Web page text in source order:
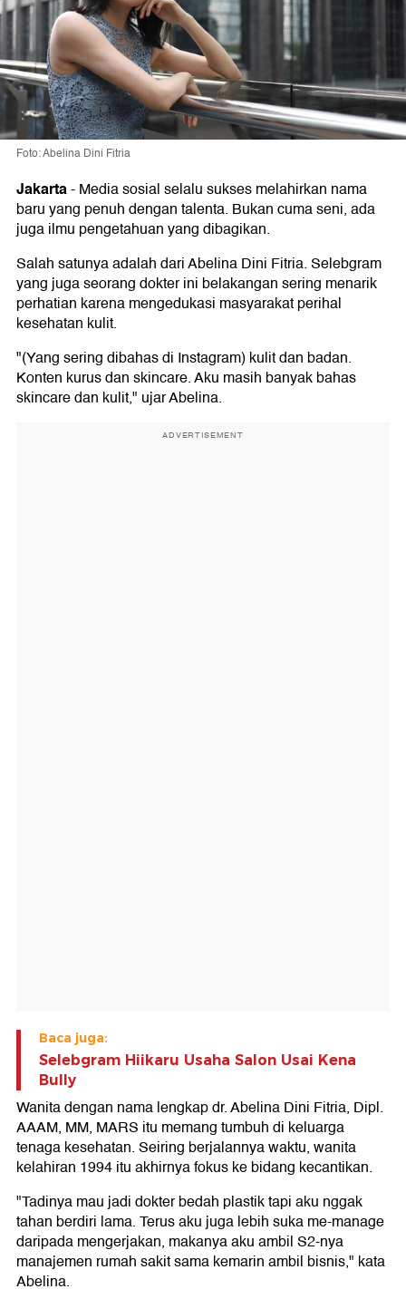
Foto: Abelina Dini Fitria
Jakarta-Media sosial selalu sukses melahirkan nama
baru yang penuh dengan talenta. Bukan cuma seni, ada
juga ilmu pengetahuan yang dibagikan.
Salah satunya adalah dari Abelina Dini Fitria. Selebgram
yang juga seorang dokter ini belakangan sering menarik
perhatian karena mengedukasi masyarakat perihal
kesehatan kulit.
"(Yang sering dibahas di Instagram) kulit dan badan.
Konten kurus dan skincare. Aku masih banyak bahas
skincare dan kulit," ujar Abelina.
ADVERTISEMENT
Baca juga:
Selebgram Hiikaru Usaha Salon Usai Kena
Bully
Wanita dengan nama lengkap dr. Abelina Dini Fitria, Dipl.
AAAM, MM, MARS itu memang tumbuh di keluarga
tenaga kesehatan. Seiring berjalannya waktu, wanita
kelahiran 1994 itu akhirnya fokus ke bidang kecantikan.
"Tadinya mau jadi dokter bedah plastik tapi aku nggak
tahan berdiri lama. Terus aku juga lebih suka me-manage
daripada mengerjakan, makanya aku ambil S2-nya
manajemen rumah sakit sama kemarin ambil bisnis," kata
Abelina.